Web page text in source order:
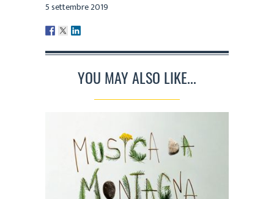
5 settembre 2019
YOU MAY ALSO LIKE...